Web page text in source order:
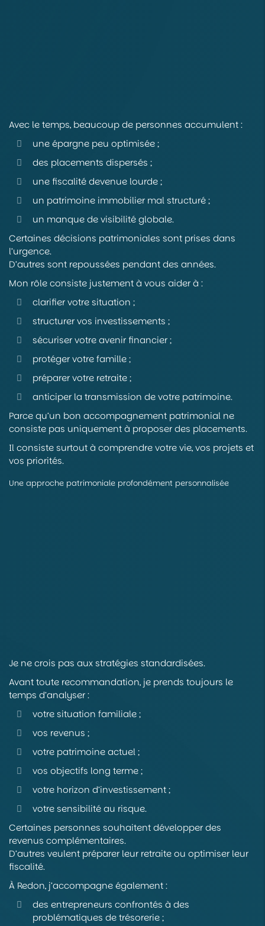
Avec le temps, beaucoup de personnes accumulent :
une épargne peu optimisée ;
des placements dispersés ;
une fiscalité devenue lourde ;
un patrimoine immobilier mal structuré ;
un manque de visibilité globale.
Certaines décisions patrimoniales sont prises dans
l’urgence.
D’autres sont repoussées pendant des années.
Mon rôle consiste justement à vous aider à :
clarifier votre situation ;
structurer vos investissements ;
sécuriser votre avenir financier ;
protéger votre famille ;
préparer votre retraite ;
anticiper la transmission de votre patrimoine.
Parce qu’un bon accompagnement patrimonial ne
consiste pas uniquement à proposer des placements.
Il consiste surtout à comprendre votre vie, vos projets et
vos priorités.
Une approche patrimoniale profondément personnalisée
Je ne crois pas aux stratégies standardisées.
Avant toute recommandation, je prends toujours le
temps d’analyser :
votre situation familiale ;
vos revenus ;
votre patrimoine actuel ;
vos objectifs long terme ;
votre horizon d’investissement ;
votre sensibilité au risque.
Certaines personnes souhaitent développer des
revenus complémentaires.
D’autres veulent préparer leur retraite ou optimiser leur
fiscalité.
À Redon, j’accompagne également :
des entrepreneurs confrontés à des
problématiques de trésorerie ;